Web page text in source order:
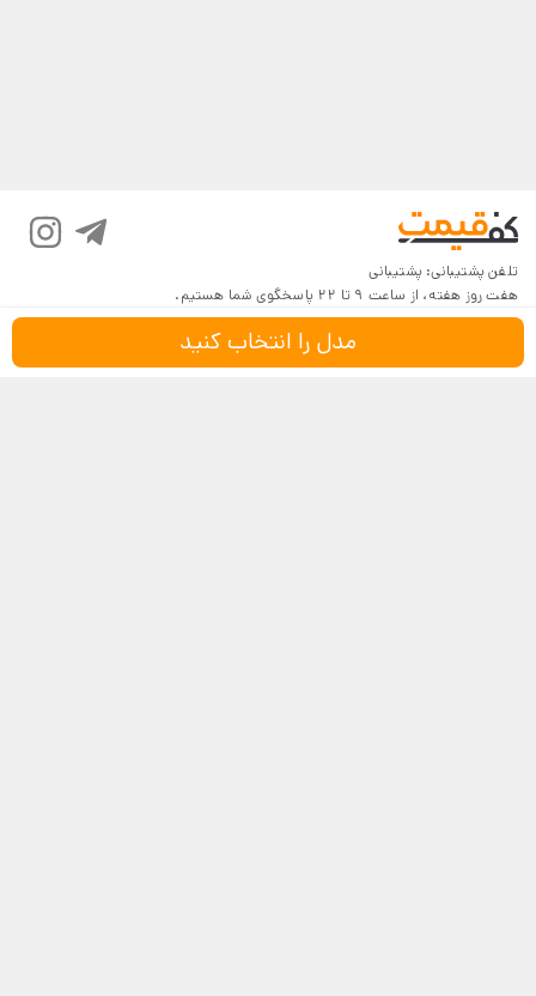
مدل را انتخاب کنید
تلفن پشتیبانی: پشتیبانی
هفت روز هفته، از ساعت 9 تا 22 پاسخگوی شما هستیم.
شرایط و قوانین